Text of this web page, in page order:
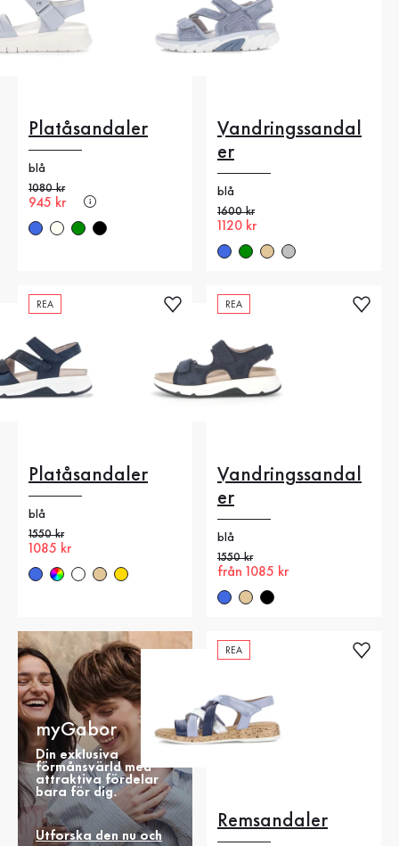
Platåsandaler
blå
Gammalt pris
1080 kr
Nytt pris
945 kr
Vandringssandal
er
blå
Gammalt pris
1600 kr
Nytt pris
1120 kr
REA
Platåsandaler
blå
Gammalt pris
1550 kr
Nytt pris
1085 kr
REA
Vandringssandal
er
blå
Gammalt pris
1550 kr
Nytt pris
från 1085 kr
myGabor
Din exklusiva
förmånsvärld med
attraktiva fördelar
bara för dig.
Utforska den nu och
REA
Remsandaler